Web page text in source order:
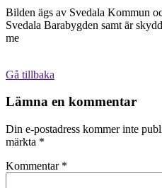
Bilden ägs av Svedala Kommun
Svedala Barabygden samt är
me
Gå tillbaka
Lämna en kommentar
Din e-postadress kommer inte
märkta *
Kommentar *